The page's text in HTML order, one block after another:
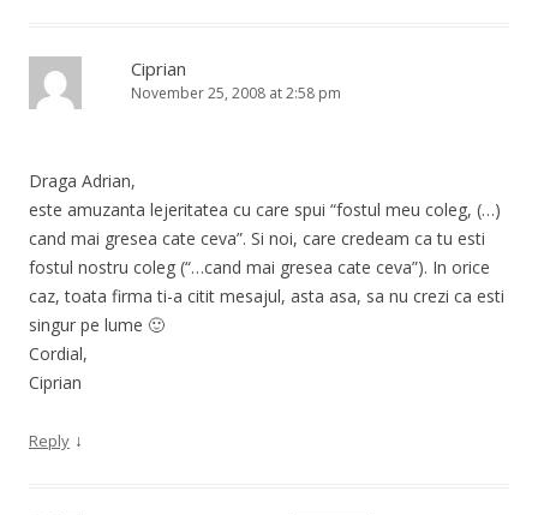
Ciprian
November 25, 2008 at 2:58 pm
Draga Adrian,
este amuzanta lejeritatea cu care spui “fostul meu coleg, (…)
cand mai gresea cate ceva”. Si noi, care credeam ca tu esti
fostul nostru coleg (“…cand mai gresea cate ceva”). In orice
caz, toata firma ti-a citit mesajul, asta asa, sa nu crezi ca esti
singur pe lume 🙂
Cordial,
Ciprian
Reply ↓